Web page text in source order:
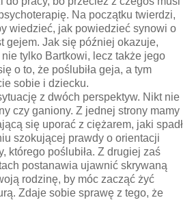
Na początku twierdzi,
wiedzieć, jak powiedzieć synowi o
gejem. Jak się później okazuje,
tylko Bartkowi, lecz także jego
o to, że poślubiła geja, a tym
sobie i dziecku.
z dwóch perspektyw. Nikt nie
czy ganiony. Z jednej strony mamy
się uporać z ciężarem, jaki spadł
szokującej prawdy o orientacji
którego poślubiła. Z drugiej zaś
postanawia ujawnić skrywaną
rodzinę, by móc zacząć żyć
Zdaje sobie sprawę z tego, że